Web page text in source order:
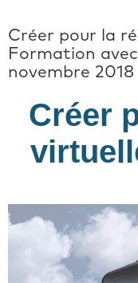
Créer pour la
Formation
novembre 2018
Créer